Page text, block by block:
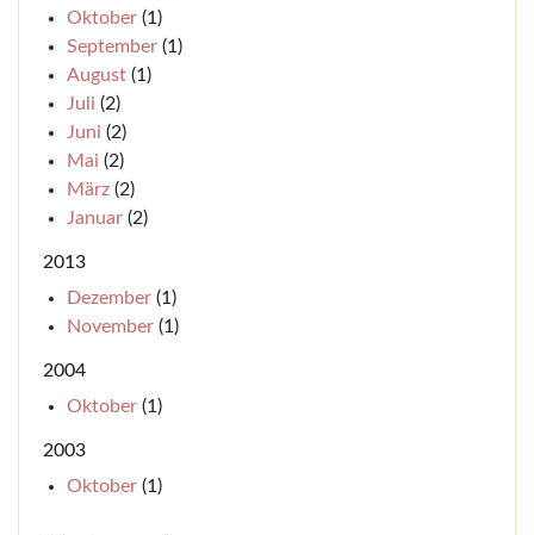
Oktober (1)
September (1)
August (1)
Juli (2)
Juni (2)
Mai (2)
März (2)
Januar (2)
2013
Dezember (1)
November (1)
2004
Oktober (1)
2003
Oktober (1)